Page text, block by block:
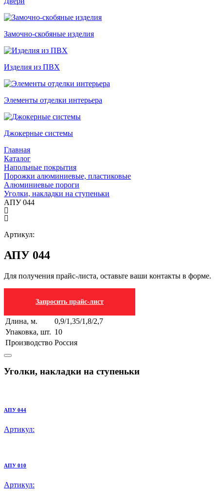
Замочно-скобяные изделия
Изделия из ПВХ
Элементы отделки интерьера
Джокерные системы
Главная
Каталог
Напольные покрытия
Порожки алюминиевые, пластиковые
Алюминиевые пороги
Уголки, накладки на ступеньки
АПУ 044
Артикул:
АПУ 044
Для получения прайс-листа, оставьте ваши контакты в форме.
Запросить прайс-лист
Длина, м.
0,9/1,35/1,8/2,7
Упаковка, шт. 10
Производство Россия
Уголки, накладки на ступеньки
АПУ 044
Артикул:
АПУ 010
Артикул: